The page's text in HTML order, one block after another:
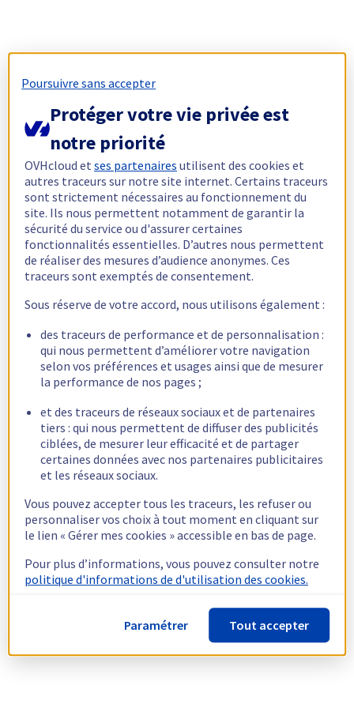
Poursuivre sans accepter
Protéger votre vie privée est
notre priorité
OVHcloud etses partenaires utilisent des cookies et
autres traceurs sur notre site internet. Certains traceurs
sont strictement nécessaires au fonctionnement du
site. Ils nous permettent notamment de garantir la
sécurité du service ou d'assurer certaines
fonctionnalités essentielles. D’autres nous permettent
de réaliser des mesures d’audience anonymes. Ces
traceurs sont exemptés de consentement.
Sous réserve de votre accord, nous utilisons également :
des traceurs de performance et de personnalisation :
qui nous permettent d’améliorer votre navigation
selon vos préférences et usages ainsi que de mesurer
la performance de nos pages ;
et des traceurs de réseaux sociaux et de partenaires
tiers : qui nous permettent de diffuser des publicités
ciblées, de mesurer leur efficacité et de partager
certaines données avec nos partenaires publicitaires
et les réseaux sociaux.
Vous pouvez accepter tous les traceurs, les refuser ou
personnaliser vos choix à tout moment en cliquant sur
le lien « Gérer mes cookies » accessible en bas de page.
Pour plus d’informations, vous pouvez consulter notre
politique d'informations de d'utilisation des cookies.
Paramétrer Tout accepter